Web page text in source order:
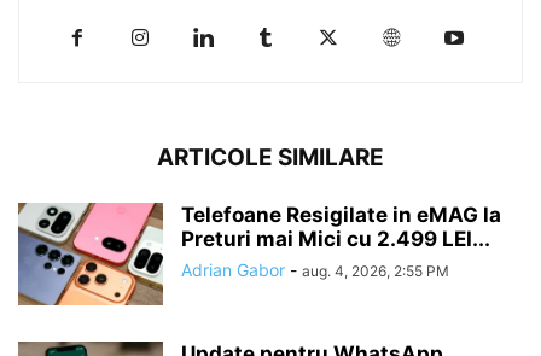
ARTICOLE SIMILARE
Telefoane Resigilate in eMAG la
Preturi mai Mici cu 2.499 LEI...
Adrian Gabor - aug. 4, 2026, 2:55 PM